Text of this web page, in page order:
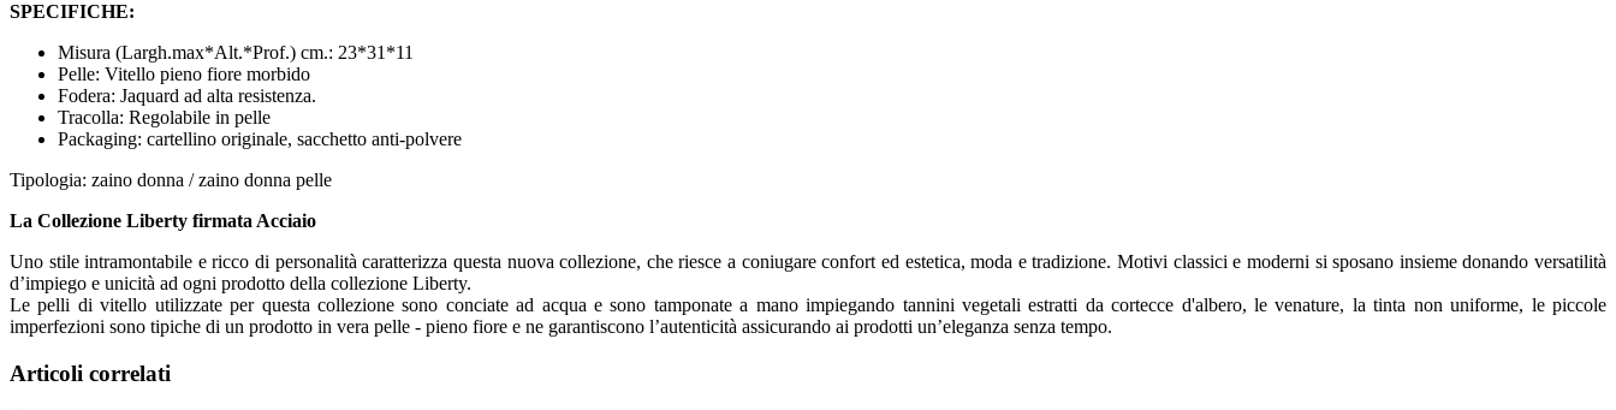
SPECIFICHE:
Misura (Largh.max*Alt.*Prof.) cm.: 23*31*11
Pelle: Vitello pieno fiore morbido
Fodera: Jaquard ad alta resistenza.
Tracolla: Regolabile in pelle
Packaging: cartellino originale, sacchetto anti-polvere
Tipologia: zaino donna / zaino donna pelle
La Collezione Liberty firmata Acciaio
Uno stile intramontabile e ricco di personalità caratterizza questa nuova collezione, che riesce a coniugare confort ed estetica, moda e tradizione. Motivi classici e moderni si sposano insieme donando versatilità
d’impiego e unicità ad ogni prodotto della collezione Liberty.
Le pelli di vitello utilizzate per questa collezione sono conciate ad acqua e sono tamponate a mano impiegando tannini vegetali estratti da cortecce d'albero, le venature, la tinta non uniforme, le piccole
imperfezioni sono tipiche di un prodotto in vera pelle - pieno fiore e ne garantiscono l’autenticità assicurando ai prodotti un’eleganza senza tempo.
Articoli correlati